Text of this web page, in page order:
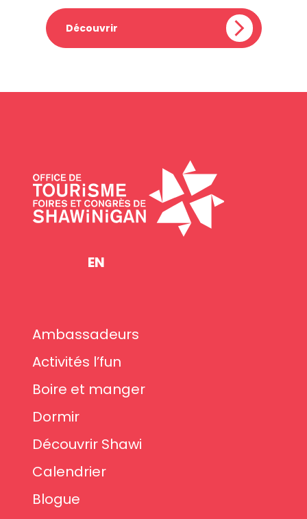
Découvrir
EN
Ambassadeurs
Activités l’fun
Boire et manger
Dormir
Découvrir Shawi
Calendrier
Blogue